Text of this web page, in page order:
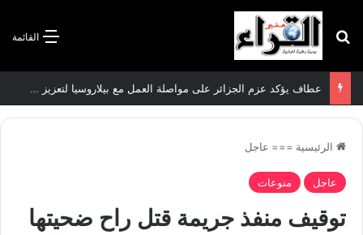
القائمة بحث عن
سعيود يشدد على إلزامية استكمال جميع عمليات تعويض متضرري حرائق الغابات قبل نهاية شهر أوت
الرئيسية === عاجل
عاجل منوعات
توقيف منفذ جريمة قتل راح ضحيتها